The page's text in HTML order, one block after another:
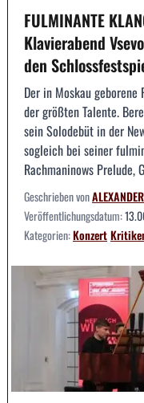
FULMINANTE
Klavierabend
den
Der in Moskau
der größten Talente.
sein Solodebüt in der
sogleich bei seiner
Rachmaninows Prelude,
Geschrieben von
Veröffentlichungsdatum:
Kategorien:Konzert